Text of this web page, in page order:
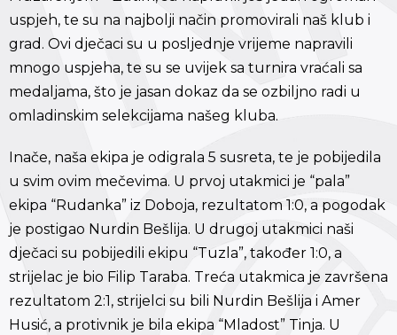
uspjeh, te su na najbolji način promovirali naš klub i
grad. Ovi dječaci su u posljednje vrijeme napravili
mnogo uspjeha, te su se uvijek sa turnira vraćali sa
medaljama, što je jasan dokaz da se ozbiljno radi u
omladinskim selekcijama našeg kluba.
Inače, naša ekipa je odigrala 5 susreta, te je pobijedila
u svim ovim mečevima. U prvoj utakmici je “pala”
ekipa “Rudanka” iz Doboja, rezultatom 1:0, a pogodak
je postigao Nurdin Bešlija. U drugoj utakmici naši
dječaci su pobijedili ekipu “Tuzla”, također 1:0, a
strijelac je bio Filip Taraba. Treća utakmica je završena
rezultatom 2:1, strijelci su bili Nurdin Bešlija i Amer
Husić, a protivnik je bila ekipa “Mladost” Tinja. U